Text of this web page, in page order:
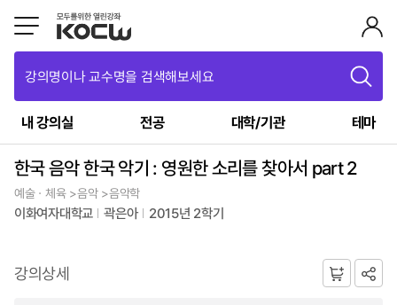
강의명이나 교수명을 검색해보세요
내 강의실 전공 대학/기관 테마
한국 음악 한국 악기 : 영원한 소리를 찾아서 part 2
예술ㆍ체육 >음악 >음악학
이화여자대학교 곽은아 2015년 2학기
강의상세